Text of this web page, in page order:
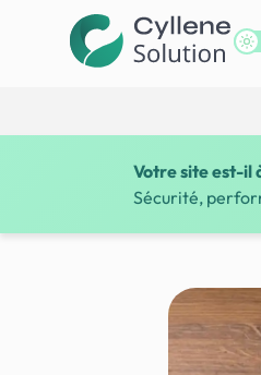
Votre site est-il
Sécurité,